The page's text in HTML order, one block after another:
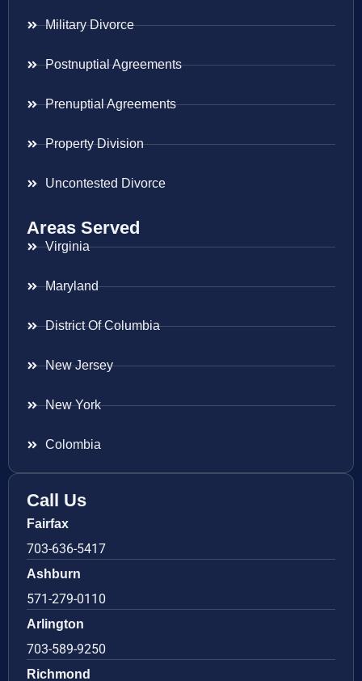
Military Divorce
Postnuptial Agreements
Prenuptial Agreements
Property Division
Uncontested Divorce
Areas Served
Virginia
Maryland
District Of Columbia
New Jersey
New York
Colombia
Call Us
Fairfax
703-636-5417
Ashburn
571-279-0110
Arlington
703-589-9250
Richmond